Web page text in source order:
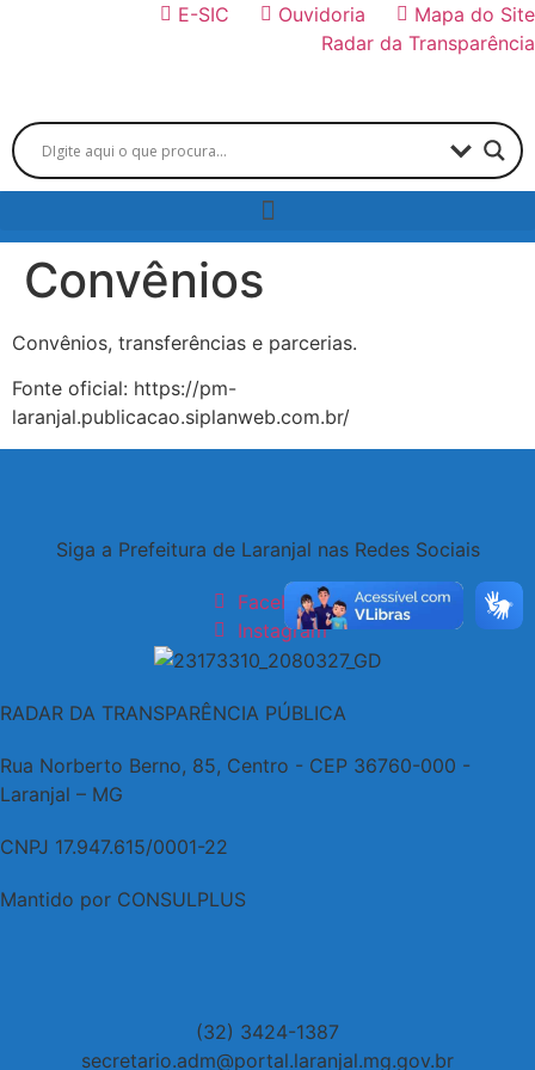
E-SIC Ouvidoria
Mapa do Site
Radar da Transparência
Convênios
Convênios, transferências e parcerias.
Fonte oficial: https://pm-
laranjal.publicacao.siplanweb.com.br/
Siga a Prefeitura de Laranjal nas Redes Sociais
Facebook
Instagram
RADAR DA TRANSPARÊNCIA PÚBLICA
Rua Norberto Berno, 85, Centro - CEP 36760-000 -
Laranjal – MG
CNPJ 17.947.615/0001-22
Mantido por CONSULPLUS
(32) 3424-1387
secretario.adm@portal.laranjal.mg.gov.br